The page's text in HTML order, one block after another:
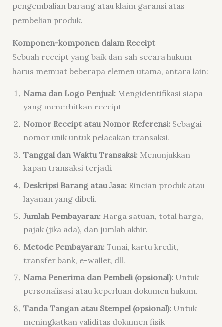
pengembalian barang atau klaim garansi atas
pembelian produk.
Komponen-komponen dalam Receipt
Sebuah receipt yang baik dan sah secara hukum
harus memuat beberapa elemen utama, antara lain:
Nama dan Logo Penjual: Mengidentifikasi siapa
yang menerbitkan receipt.
Nomor Receipt atau Nomor Referensi: Sebagai
nomor unik untuk pelacakan transaksi.
Tanggal dan Waktu Transaksi: Menunjukkan
kapan transaksi terjadi.
Deskripsi Barang atau Jasa: Rincian produk atau
layanan yang dibeli.
Jumlah Pembayaran: Harga satuan, total harga,
pajak (jika ada), dan jumlah akhir.
Metode Pembayaran: Tunai, kartu kredit,
transfer bank, e-wallet, dll.
Nama Penerima dan Pembeli (opsional): Untuk
personalisasi atau keperluan dokumen hukum.
Tanda Tangan atau Stempel (opsional): Untuk
meningkatkan validitas dokumen fisik